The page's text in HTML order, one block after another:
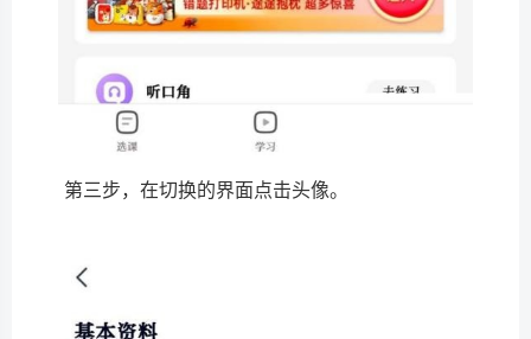
第三步，在切换的界面点击头像。